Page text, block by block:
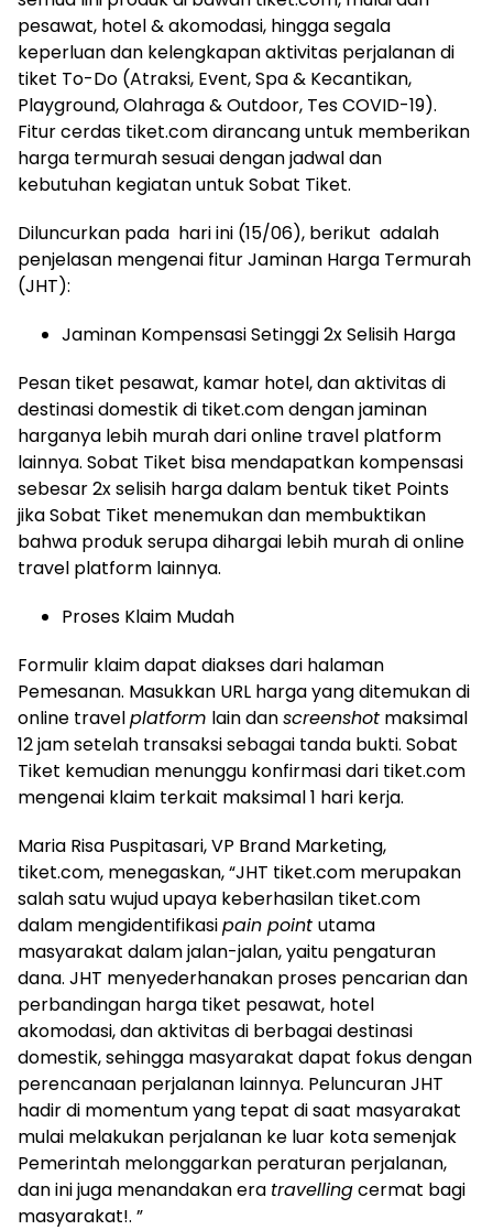
pesawat, hotel & akomodasi, hingga segala
keperluan dan kelengkapan aktivitas perjalanan di
tiket To-Do (Atraksi, Event, Spa & Kecantikan,
Playground, Olahraga & Outdoor, Tes COVID-19).
Fitur cerdas tiket.com dirancang untuk memberikan
harga termurah sesuai dengan jadwal dan
kebutuhan kegiatan untuk Sobat Tiket.
Diluncurkan pada hari ini (15/06), berikut adalah
penjelasan mengenai fitur Jaminan Harga Termurah
(JHT):
Jaminan Kompensasi Setinggi 2x Selisih Harga
Pesan tiket pesawat, kamar hotel, dan aktivitas di
destinasi domestik di tiket.com dengan jaminan
harganya lebih murah dari online travel platform
lainnya. Sobat Tiket bisa mendapatkan kompensasi
sebesar 2x selisih harga dalam bentuk tiket Points
jika Sobat Tiket menemukan dan membuktikan
bahwa produk serupa dihargai lebih murah di online
travel platform lainnya.
Proses Klaim Mudah
Formulir klaim dapat diakses dari halaman
Pemesanan. Masukkan URL harga yang ditemukan di
online travelplatform lain danscreenshot maksimal
12 jam setelah transaksi sebagai tanda bukti. Sobat
Tiket kemudian menunggu konfirmasi dari tiket.com
mengenai klaim terkait maksimal 1 hari kerja.
Maria Risa Puspitasari, VP Brand Marketing,
tiket.com, menegaskan, “JHT tiket.com merupakan
salah satu wujud upaya keberhasilan tiket.com
dalam mengidentifikasipain point utama
masyarakat dalam jalan-jalan, yaitu pengaturan
dana. JHT menyederhanakan proses pencarian dan
perbandingan harga tiket pesawat, hotel
akomodasi, dan aktivitas di berbagai destinasi
domestik, sehingga masyarakat dapat fokus dengan
perencanaan perjalanan lainnya. Peluncuran JHT
hadir di momentum yang tepat di saat masyarakat
mulai melakukan perjalanan ke luar kota semenjak
Pemerintah melonggarkan peraturan perjalanan,
dan ini juga menandakan era travellingcermat bagi
masyarakat!. ”